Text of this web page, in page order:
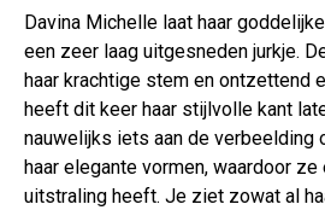
Davina Michelle laat haar
een zeer laag uitgesneden jurkje.
haar krachtige stem en ontzettend
heeft dit keer haar stijlvolle kant
nauwelijks iets aan de verbeelding
haar elegante vormen, waardoor
uitstraling heeft. Je ziet zowat al